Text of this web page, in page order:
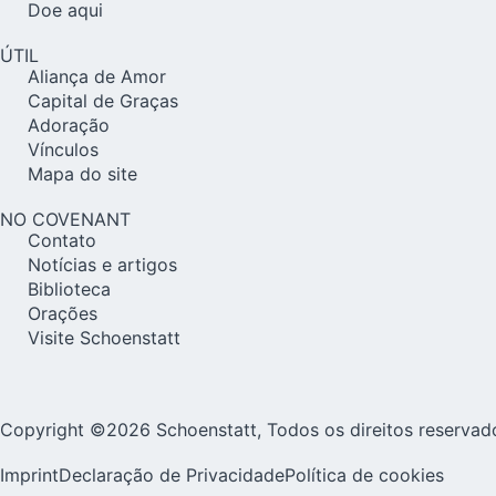
Doe aqui
ÚTIL
Aliança de Amor
Capital de Graças
Adoração
Vínculos
Mapa do site
NO COVENANT
Contato
Notícias e artigos
Biblioteca
Orações
Visite Schoenstatt
Copyright ©2026 Schoenstatt, Todos os direitos
ImprintDeclaração de PrivacidadePolítica de cookies